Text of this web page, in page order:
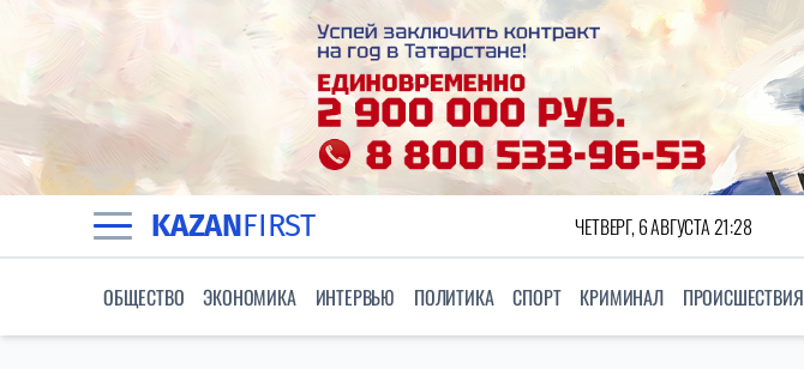
KAZANFIRST ЧЕТВЕРГ, 6 АВГУСТА 21:28
ОБЩЕСТВО ЭКОНОМИКА ИНТЕРВЬЮ ПОЛИТИКА СПОРТ КРИМИНАЛ ПРОИСШЕСТВИЯ